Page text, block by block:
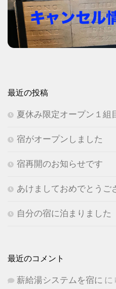
最近の投稿
夏休み限定オープン１組
宿がオープンしました
宿再開のお知らせです
あけましておめでとうご
自分の宿に泊まりました
最近のコメント
薪給湯システムを宿に に